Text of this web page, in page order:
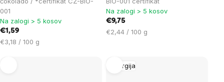
001
Na zalogi > 5 kosov
€1,59
Cena
€3,18 / 100 g
Na zalogi > 5 kosov
€9,75
Cena
€2,44 / 100 g
Energija